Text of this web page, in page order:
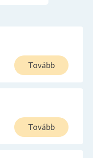
Tovább
Tovább